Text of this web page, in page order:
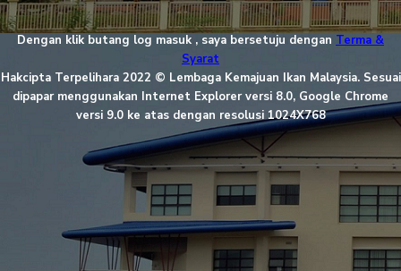
Dengan klik butang log masuk , saya bersetuju dengan Terma &
Syarat
Hakcipta Terpelihara 2022 © Lembaga Kemajuan Ikan Malaysia. Sesuai
dipapar menggunakan Internet Explorer versi 8.0, Google Chrome
versi 9.0 ke atas dengan resolusi 1024X768